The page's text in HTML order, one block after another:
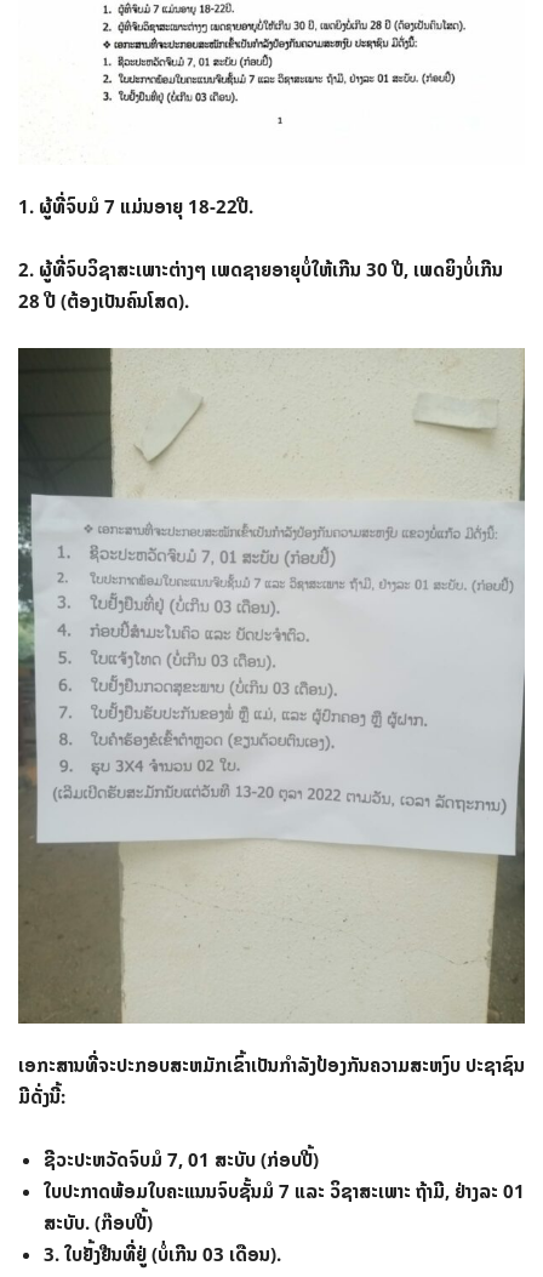
1. ຜູ້ທີ່ຈົບມໍ 7 ແມ່ນອາຍຸ 18-22ປີ.
2. ຜູ້ທີ່ຈົບວິຊາສະເພາະຕ່າງໆ ເພດຊາຍອາຍຸບໍ່ໃຫ້ເກີນ 30 ປີ, ເພດຍິງບໍ່ເກີນ
28 ປີ (ຕ້ອງເປັນຄົນໂສດ).
ເອກະສານທີ່ຈະປະກອບສະຫມັກເຂົ້າເປັນກໍາລັງປ້ອງກັນຄວາມສະຫງົບ ປະຊາຊົນ
ມີດັ່ງນີ້:
ຊີວະປະຫວັດຈົບມໍ 7, 01 ສະບັບ (ກ່ອບປີ້)
ໃບປະກາດພ້ອມໃບຄະແນນຈົບຊັ້ນມໍ 7 ແລະ ວິຊາສະເພາະ ຖ້າມີ, ຢ່າງລະ 01
ສະບັບ. (ກ໊ອບປີ້)
3. ໃບຢັ້ງຢືນທີ່ຢູ່ (ບໍ່ເກີນ 03 ເດືອນ).